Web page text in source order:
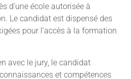
d’une école autorisée à
Le candidat est dispensé des
pour l’accès à la formation
avec le jury, le candidat
et compétences